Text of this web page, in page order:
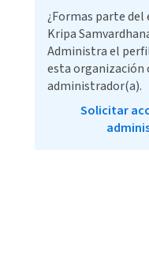
¿Formas parte del
Kripa
Administra el
esta
administrador(a).
Solicitar